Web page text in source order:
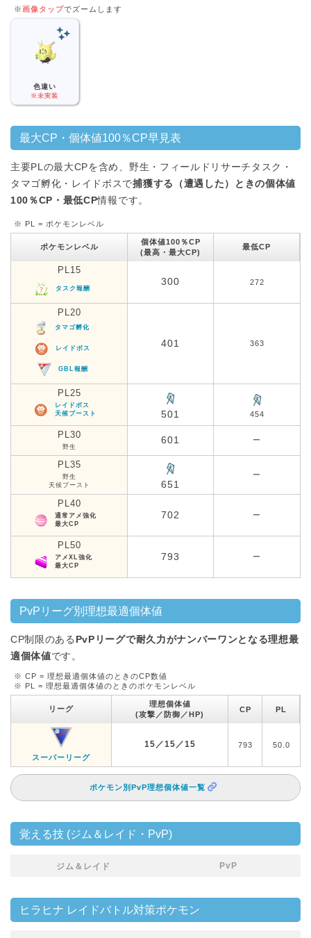
※画像タップでズームします
色違い
※未実装
最大CP・個体値100％CP早見表
主要PLの最大CPを含め、野生・フィールドリサーチタスク・
タマゴ孵化・レイドボスで捕獲する（遭遇した）ときの個体値
100％CP・最低CP情報です。
※ PL = ポケモンレベル
ポケモンレベル
個体値100％CP
(最高・最大CP)
最低CP
PL15
タスク報酬
300 272
PL20
タマゴ孵化
レイドボス
GBL報酬
401 363
PL25
レイドボス
天候ブースト
501 454
PL30
野生
601 ー
PL35
野生
天候ブースト
651
ー
PL40
通常アメ強化
最大CP
702 ー
PL50
アメXL強化
最大CP
793 ー
PvPリーグ別理想最適個体値
CP制限のある PvPリーグで耐久力がナンバーワンとなる理想最
適個体値です。
※ CP = 理想最適個体値のときのCP数値
※ PL = 理想最適個体値のときのポケモンレベル
リーグ
理想個体値
(攻撃／防御／HP)
CP PL
スーパーリーグ
15／15／15 793 50.0
ポケモン別PvP理想個体値一覧
覚える技 (ジム＆レイド・PvP)
ジム＆レイド PvP
ヒラヒナ レイドバトル対策ポケモン